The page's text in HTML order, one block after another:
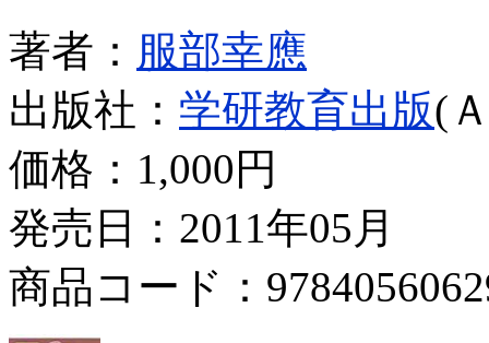
著者： 服部幸應
出版社： 学研教育出版(
価格： 1,000円
発売日：2011年05月
商品コード：